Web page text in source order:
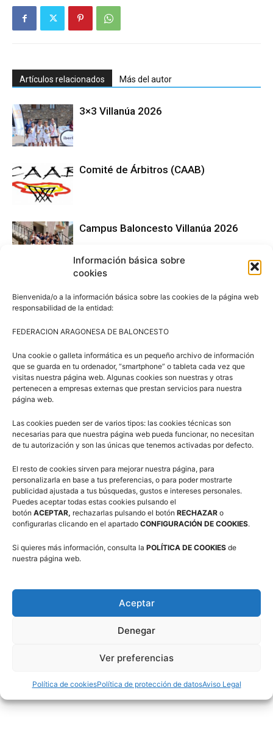
Información básica sobre
cookies
Bienvenida/o a la información básica sobre las cookies de la página web
responsabilidad de la entidad:
FEDERACION ARAGONESA DE BALONCESTO
Una cookie o galleta informática es un pequeño archivo de información
que se guarda en tu ordenador, “smartphone” o tableta cada vez que
visitas nuestra página web. Algunas cookies son nuestras y otras
pertenecen a empresas externas que prestan servicios para nuestra
página web.
Las cookies pueden ser de varios tipos: las cookies técnicas son
necesarias para que nuestra página web pueda funcionar, no necesitan
de tu autorización y son las únicas que tenemos activadas por defecto.
El resto de cookies sirven para mejorar nuestra página, para
personalizarla en base a tus preferencias, o para poder mostrarte
publicidad ajustada a tus búsquedas, gustos e intereses personales.
Puedes aceptar todas estas cookies pulsando el
botón ACEPTAR, rechazarlas pulsando el botón RECHAZAR o
configurarlas clicando en el apartado CONFIGURACIÓN DE COOKIES.
Si quieres más información, consulta la POLÍTICA DE COOKIES de
nuestra página web.
Aceptar
Denegar
Ver preferencias
Política de cookiesPolítica de protección de datosAviso Legal
Artículos relacionados Más del autor
3×3 Villanúa 2026
Comité de Árbitros (CAAB)
Campus Baloncesto Villanúa 2026
Suscríbete a nuestra Newsletter
Correo electrónico (requerido)
Consiento el uso de mis datos personales para recibir
publicidad de su entidad.
Facebook